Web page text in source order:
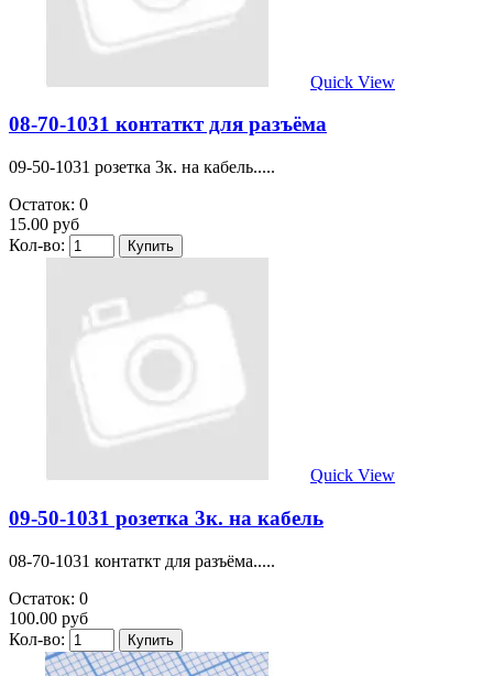
Quick View
08-70-1031 контаткт для разъёма
09-50-1031 розетка 3к. на кабель.....
Остаток: 0
15.00 руб
Кол-во:
Quick View
09-50-1031 розетка 3к. на кабель
08-70-1031 контаткт для разъёма.....
Остаток: 0
100.00 руб
Кол-во: